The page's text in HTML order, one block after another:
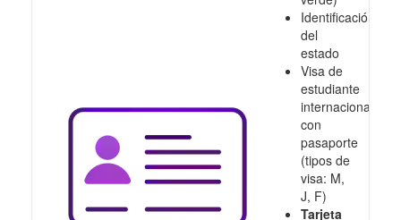
Identificación
del
estado
Visa de
estudiante
internacional
con
pasaporte
(tipos de
visa: M,
J, F)
Tarjeta